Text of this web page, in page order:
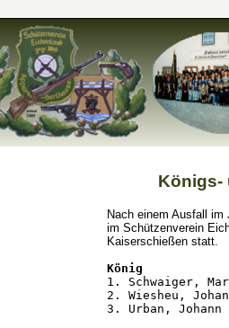
Königs-
Nach einem Ausfall im
im Schützenverein
Kaiserschießen statt.
König
1. Schwaiger,
2. Wiesheu,
3. Urban,